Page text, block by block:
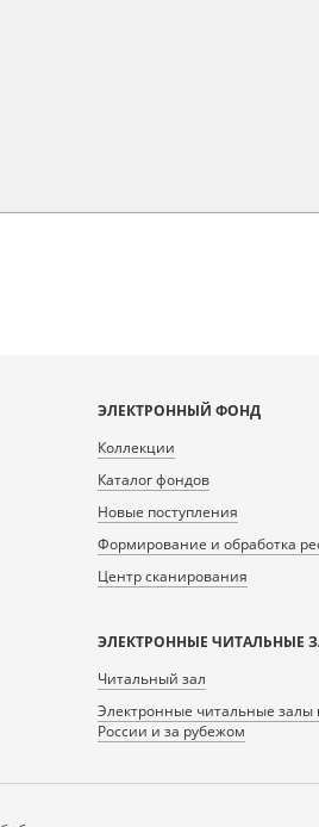
ЭЛЕКТРОННЫЙ ФОНД
Коллекции
Каталог фондов
Новые поступления
Формирование и обработка
Центр сканирования
ЭЛЕКТРОННЫЕ ЧИТАЛЬНЫЕ
Читальный зал
Электронные читальные залы
России и за рубежом